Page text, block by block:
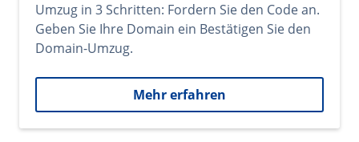
Umzug in 3 Schritten: Fordern Sie den Code an.
Geben Sie Ihre Domain ein Bestätigen Sie den
Domain-Umzug.
Mehr erfahren